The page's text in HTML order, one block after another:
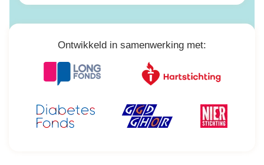
Ontwikkeld in samenwerking met: